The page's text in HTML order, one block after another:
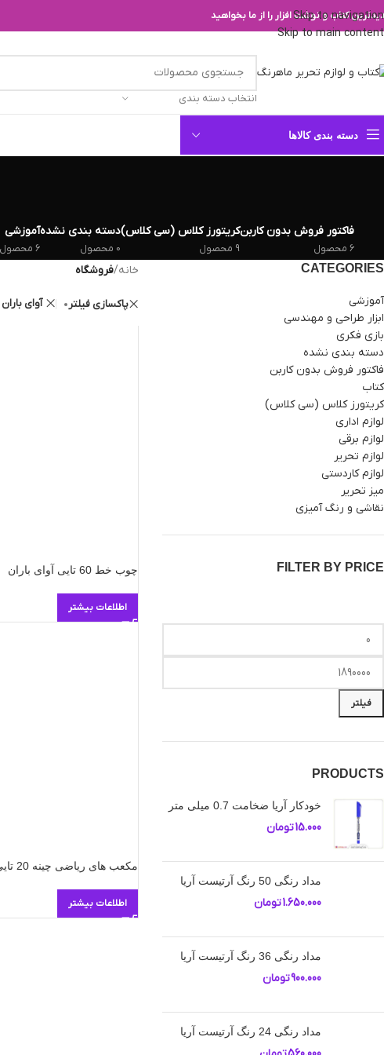
Skip to navigation
Skip to main content
کتاب و نوشت افزار را از ما بخواهید
انتخاب دسته بندی
دسته بندی کالاها
فاکتور فروش بدون کاربن
6 محصول
کریتورز کلاس (سی کلاس)
9 محصول
دسته بندی نشده
0 محصول
آموزشی
6 محصول
CATEGORIES
آموزشی
ابزار طراحی و مهندسی
بازی فکری
دسته بندی نشده
فاکتور فروش بدون کاربن
کتاب
کریتورز کلاس (سی کلاس)
لوازم اداری
لوازم برقی
لوازم تحریر
لوازم کاردستی
میز تحریر
نقاشی و رنگ آمیزی
FILTER BY PRICE
فیلتر
PRODUCTS
خودکار آریا ضخامت 0.7 میلی متر
15.000تومان
مداد رنگی 50 رنگ آرتیست آریا
1.650.000تومان
مداد رنگی 36 رنگ آرتیست آریا
900.000تومان
مداد رنگی 24 رنگ آرتیست آریا
خانه/فروشگاه
پاکسازی فیلتر آوای باران
چوب خط 60 تایی آوای باران
اطلاعات بیشتر
مکعب های ریاضی چینه 20 تایی
اطلاعات بیشتر